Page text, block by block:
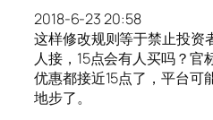
2018-6-23 20:58
这样修改规则等于禁止投资
人接，15点会有人买吗？官
优惠都接近15点了，平台可
地步了。